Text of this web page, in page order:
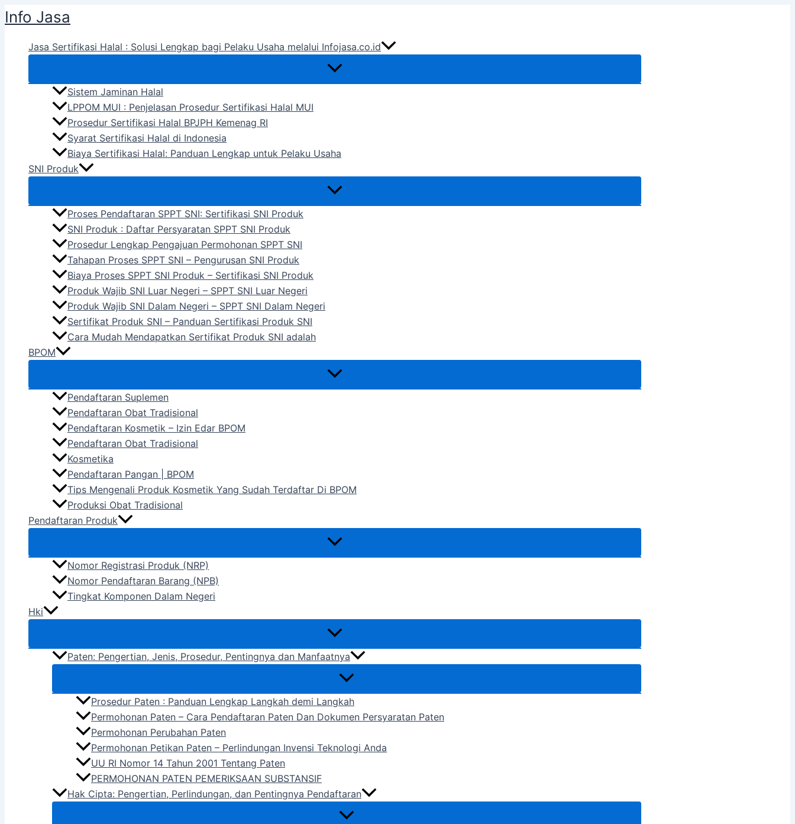
Skip
to
content
Info Jasa
Jasa Sertifikasi Halal : Solusi Lengkap bagi Pelaku Usaha melalui Infojasa.co.id
Sistem Jaminan Halal
LPPOM MUI : Penjelasan Prosedur Sertifikasi Halal MUI
Prosedur Sertifikasi Halal BPJPH Kemenag RI
Syarat Sertifikasi Halal di Indonesia
Biaya Sertifikasi Halal: Panduan Lengkap untuk Pelaku Usaha
SNI Produk
Proses Pendaftaran SPPT SNI: Sertifikasi SNI Produk
SNI Produk : Daftar Persyaratan SPPT SNI Produk
Prosedur Lengkap Pengajuan Permohonan SPPT SNI
Tahapan Proses SPPT SNI – Pengurusan SNI Produk
Biaya Proses SPPT SNI Produk – Sertifikasi SNI Produk
Produk Wajib SNI Luar Negeri – SPPT SNI Luar Negeri
Produk Wajib SNI Dalam Negeri – SPPT SNI Dalam Negeri
Sertifikat Produk SNI – Panduan Sertifikasi Produk SNI
Cara Mudah Mendapatkan Sertifikat Produk SNI adalah
BPOM
Pendaftaran Suplemen
Pendaftaran Obat Tradisional
Pendaftaran Kosmetik – Izin Edar BPOM
Pendaftaran Obat Tradisional
Kosmetika
Pendaftaran Pangan | BPOM
Tips Mengenali Produk Kosmetik Yang Sudah Terdaftar Di BPOM
Produksi Obat Tradisional
Pendaftaran Produk
Nomor Registrasi Produk (NRP)
Nomor Pendaftaran Barang (NPB)
Tingkat Komponen Dalam Negeri
Hki
Paten: Pengertian, Jenis, Prosedur, Pentingnya dan Manfaatnya
Prosedur Paten : Panduan Lengkap Langkah demi Langkah
Permohonan Paten – Cara Pendaftaran Paten Dan Dokumen Persyaratan Paten
Permohonan Perubahan Paten
Permohonan Petikan Paten – Perlindungan Invensi Teknologi Anda
UU RI Nomor 14 Tahun 2001 Tentang Paten
PERMOHONAN PATEN PEMERIKSAAN SUBSTANSIF
Hak Cipta: Pengertian, Perlindungan, dan Pentingnya Pendaftaran